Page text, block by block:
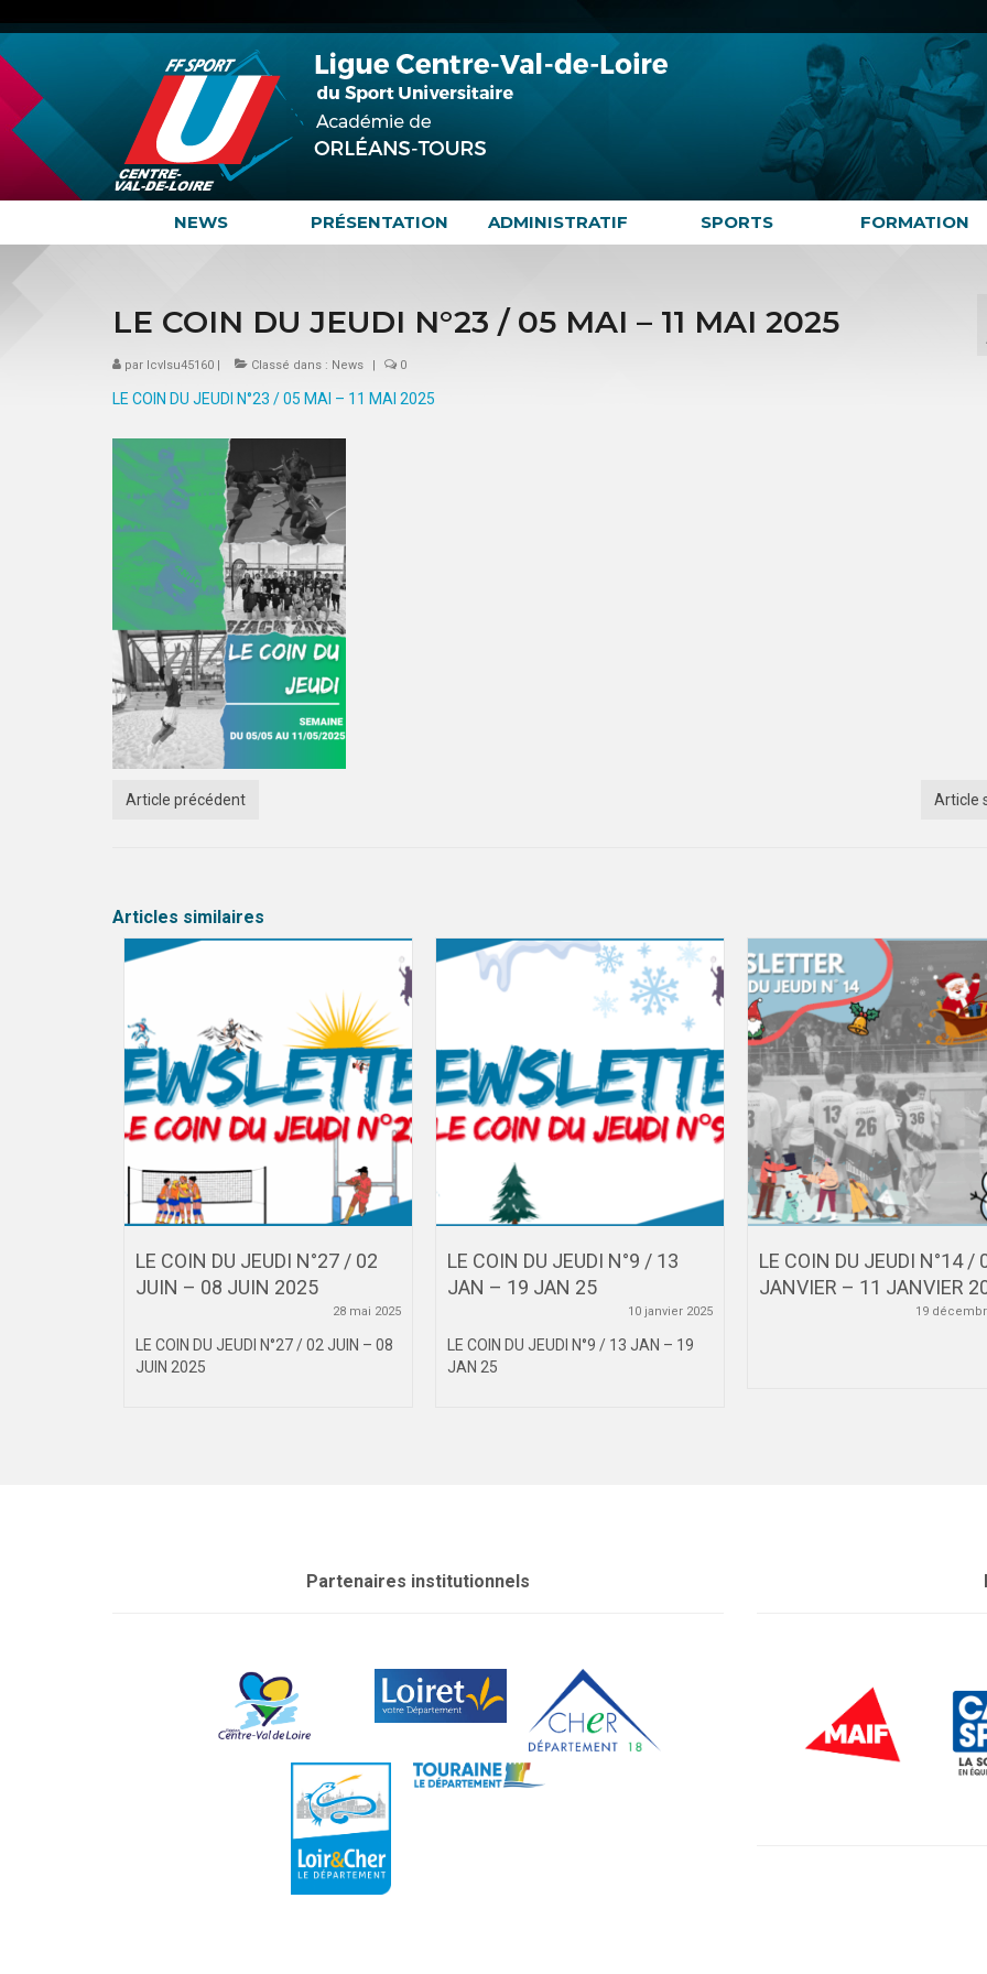
NEWS PRÉSENTATION ADMINISTRATIF SPORTS FORMATION
LE COIN DU JEUDI N°23 / 05 MAI – 11 MAI 2025
par lcvlsu45160 | Classé dans : News | 0
LE COIN DU JEUDI N°23 / 05 MAI – 11 MAI 2025
Article précédent Article
Articles similaires
LE COIN DU JEUDI N°27 / 02
JUIN – 08 JUIN 2025
28 mai 2025
LE COIN DU JEUDI N°27 / 02 JUIN – 08
JUIN 2025
LE COIN DU JEUDI N°9 / 13
JAN – 19 JAN 25
10 janvier 2025
LE COIN DU JEUDI N°9 / 13 JAN – 19
JAN 25
LE COIN DU JEUDI N°14 /
JANVIER – 11 JANVIER
19
Partenaires institutionnels